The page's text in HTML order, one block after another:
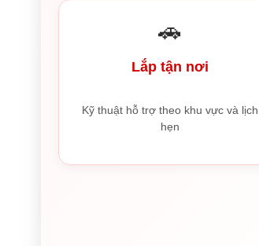
🚗
Lắp tận nơi
Kỹ thuật hỗ trợ theo khu vực và lịch
hẹn